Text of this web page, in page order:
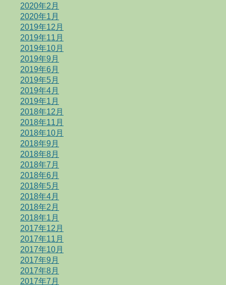
2020年2月
2020年1月
2019年12月
2019年11月
2019年10月
2019年9月
2019年6月
2019年5月
2019年4月
2019年1月
2018年12月
2018年11月
2018年10月
2018年9月
2018年8月
2018年7月
2018年6月
2018年5月
2018年4月
2018年2月
2018年1月
2017年12月
2017年11月
2017年10月
2017年9月
2017年8月
2017年7月